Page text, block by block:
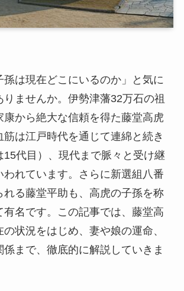
孫は現在どこにいるのか」と気に
りませんか。伊勢津藩32万石の祖
康から絶大な信頼を得た藤堂高虎
筋は江戸時代を通じて連綿と続き
15代目）、現代まで脈々と受け継
われています。さらに新選組八番
れる藤堂平助も、高虎の子孫を称
有名です。この記事では、藤堂高
状況をはじめ、妻や娘の運命、
まで、徹底的に解説していきま